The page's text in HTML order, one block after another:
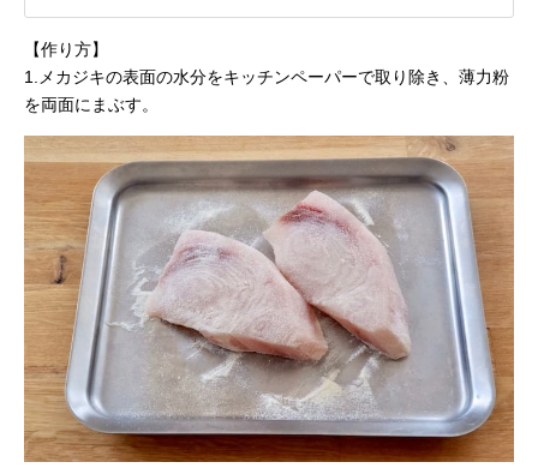
【作り方】
1.メカジキの表面の水分をキッチンペーパーで取り除き、薄力粉
を両面にまぶす。